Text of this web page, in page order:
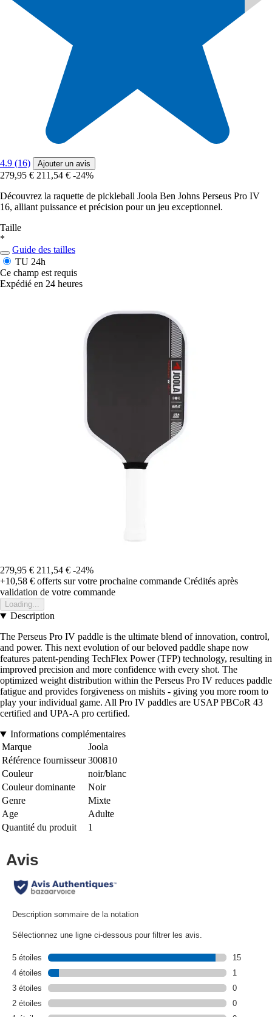
4.9 (16) Ajouter un avis
279,95 € 211,54 € -24%
Découvrez la raquette de pickleball Joola Ben Johns Perseus Pro IV
16, alliant puissance et précision pour un jeu exceptionnel.
Taille
*
Guide des tailles
TU 24h
Ce champ est requis
Expédié en 24 heures
279,95 € 211,54 € -24%
+10,58 € offerts sur votre prochaine commande Crédités après
validation de votre commande
Loading...
Description
The Perseus Pro IV paddle is the ultimate blend of innovation, control,
and power. This next evolution of our beloved paddle shape now
features patent-pending TechFlex Power (TFP) technology, resulting in
improved precision and more confidence with every shot. The
optimized weight distribution within the Perseus Pro IV reduces paddle
fatigue and provides forgiveness on mishits - giving you more room to
play your individual game. All Pro IV paddles are USAP PBCoR 43
certified and UPA-A pro certified.
Informations complémentaires
Marque
Joola
Référence fournisseur 300810
Couleur
noir/blanc
Couleur dominante
Noir
Genre
Mixte
Age
Adulte
Quantité du produit
1